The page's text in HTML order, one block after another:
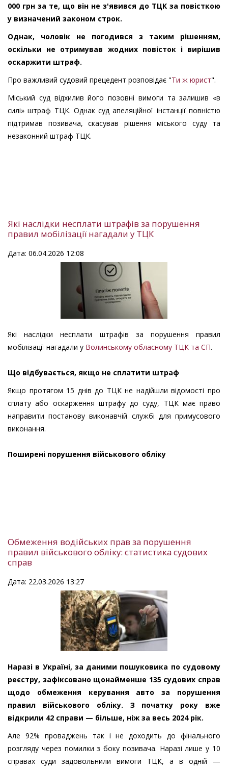
000 грн за те, що він не з'явився до ТЦК за повісткою
у визначений законом строк.
Однак, чоловік не погодився з таким рішенням,
оскільки не отримував жодних повісток і вирішив
оскаржити штраф.
Про важливий судовий прецедент розповідає "Ти ж юрист".
Міський суд відхилив його позовні вимоги та залишив «в
силі» штраф ТЦК. Однак суд апеляційної інстанції повністю
підтримав позивача, скасував рішення міського суду та
незаконний штраф ТЦК.
Які наслідки несплати штрафів за порушення
правил мобілізації нагадали у ТЦК
Дата: 06.04.2026 12:08
Які наслідки несплати штрафів за порушення правил
мобілізації нагадали у Волинському обласному ТЦК та СП.
Що відбувається, якщо не сплатити штраф
Якщо протягом 15 днів до ТЦК не надійшли відомості про
сплату або оскарження штрафу до суду, ТЦК має право
направити постанову виконавчій службі для примусового
виконання.
Поширені порушення військового обліку
Обмеження водійських прав за порушення
правил військового обліку: статистика судових
справ
Дата: 22.03.2026 13:27
Наразі в Україні, за даними пошуковика по судовому
реєстру, зафіксовано щонайменше 135 судових справ
щодо обмеження керування авто за порушення
правил військового обліку. З початку року вже
відкрили 42 справи — більше, ніж за весь 2024 рік.
Але 92% проваджень так і не доходить до фінального
розгляду через помилки з боку позивача. Наразі лише у 10
справах суди задовольнили вимоги ТЦК, а в одній —